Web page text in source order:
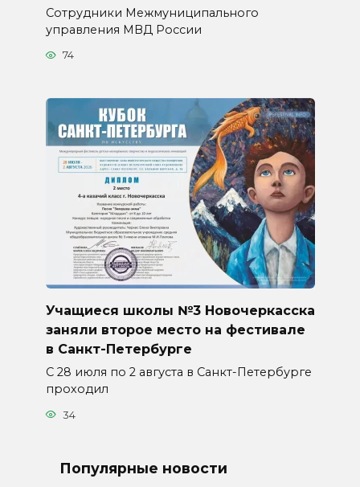
Сотрудники Межмуниципального
управления МВД России
74
Учащиеся школы №3 Новочеркасска
заняли второе место на фестивале
в Санкт-Петербурге
С 28 июля по 2 августа в Санкт-Петербурге
проходил
34
Популярные новости